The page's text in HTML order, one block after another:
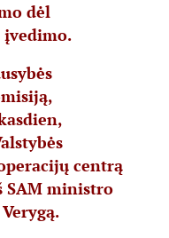
dėl
įvedimo.
centrą
SAM ministro